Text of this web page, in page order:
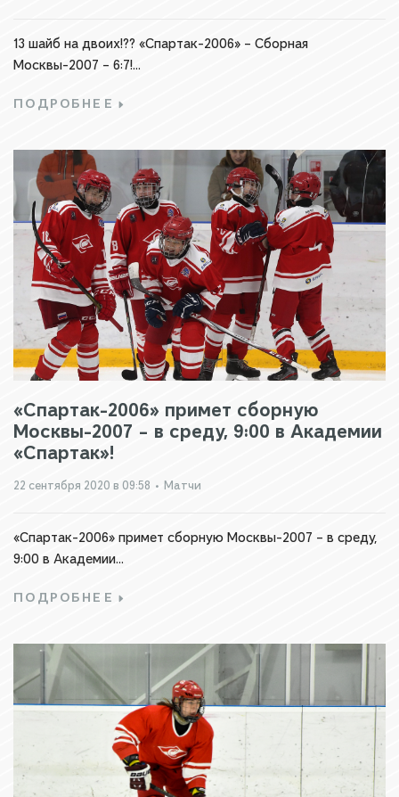
13 шайб на двоих!?? «Спартак-2006» – Сборная
Москвы-2007 – 6:7!...
ПОДРОБНЕЕ
«Спартак-2006» примет сборную
Москвы-2007 – в среду, 9:00 в Академии
«Спартак»!
22 сентября 2020 в 09:58 • Матчи
«Спартак-2006» примет сборную Москвы-2007 – в среду,
9:00 в Академии...
ПОДРОБНЕЕ